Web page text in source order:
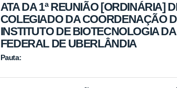
ATA DA 1ª REUNIÃO [ORDINÁRIA]
COLEGIADO DA COORDENAÇÃO
INSTITUTO DE BIOTECNOLOGIA
FEDERAL DE UBERLÂNDIA
Pauta: